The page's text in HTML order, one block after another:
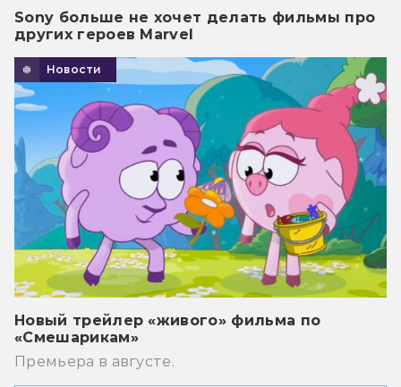
Sony больше не хочет делать фильмы про
других героев Marvel
Новости
Новый трейлер «живого» фильма по
«Смешарикам»
Премьера в августе.